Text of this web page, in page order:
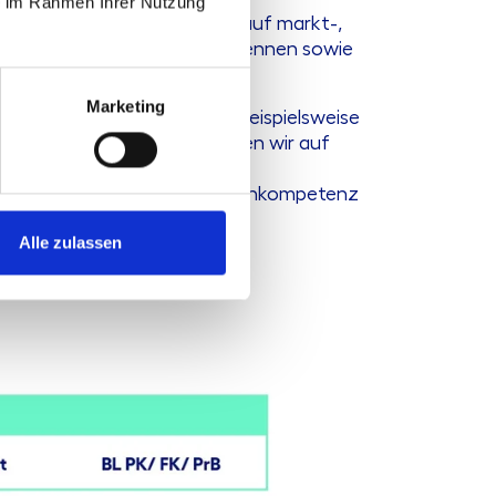
Marketing
Alle zulassen
Konditionsgestaltung auf markt-,
bereits im Vorfeld zu erkennen sowie
Mögliche Szenarien sind beispielsweise
Mitteln. Dabei adjustieren wir auf
alle Informationen inkl.
Überarbeitung der Eigenkompetenz